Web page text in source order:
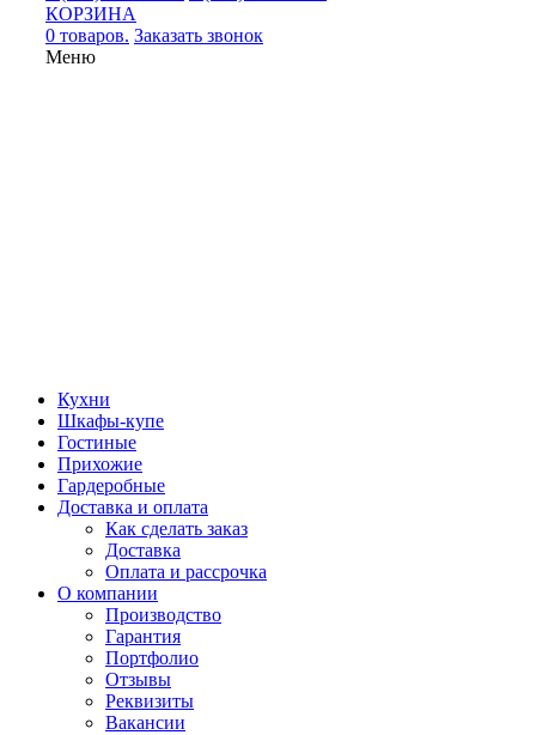
КОРЗИНА
0 товаров. Заказать звонок
Меню
Кухни
Шкафы-купе
Гостиные
Прихожие
Гардеробные
Доставка и оплата
Как сделать заказ
Доставка
Оплата и рассрочка
О компании
Производство
Гарантия
Портфолио
Отзывы
Реквизиты
Вакансии